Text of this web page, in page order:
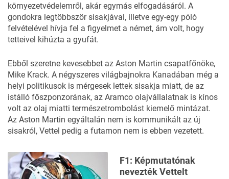
környezetvédelemről, akár egymás elfogadásáról. A
gondokra legtöbbször sisakjával, illetve egy-egy póló
felvételével hívja fel a figyelmet a német, ám volt, hogy
tetteivel kihúzta a gyufát.
Ebből szeretne kevesebbet az Aston Martin csapatfőnöke,
Mike Krack. A négyszeres világbajnokra Kanadában még a
helyi politikusok is mérgesek lettek sisakja miatt, de az
istálló főszponzorának, az Aramco olajvállalatnak is kínos
volt az olaj miatti természetrombolást kiemelő mintázat.
Az Aston Martin egyáltalán nem is kommunikált az új
sisakról, Vettel pedig a futamon nem is ebben vezetett.
F1: Képmutatónak
nevezték Vettelt